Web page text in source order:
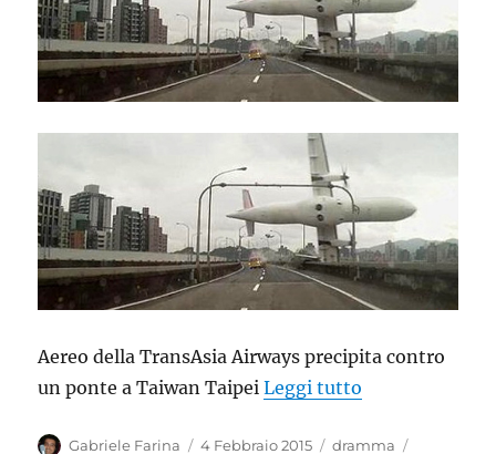
Aereo della TransAsia Airways precipita contro
un ponte a Taiwan TaipeiLeggi tutto
Autore
Gabriele Farina Pubblicato
4 Febbraio 2015 Categorie
dramma